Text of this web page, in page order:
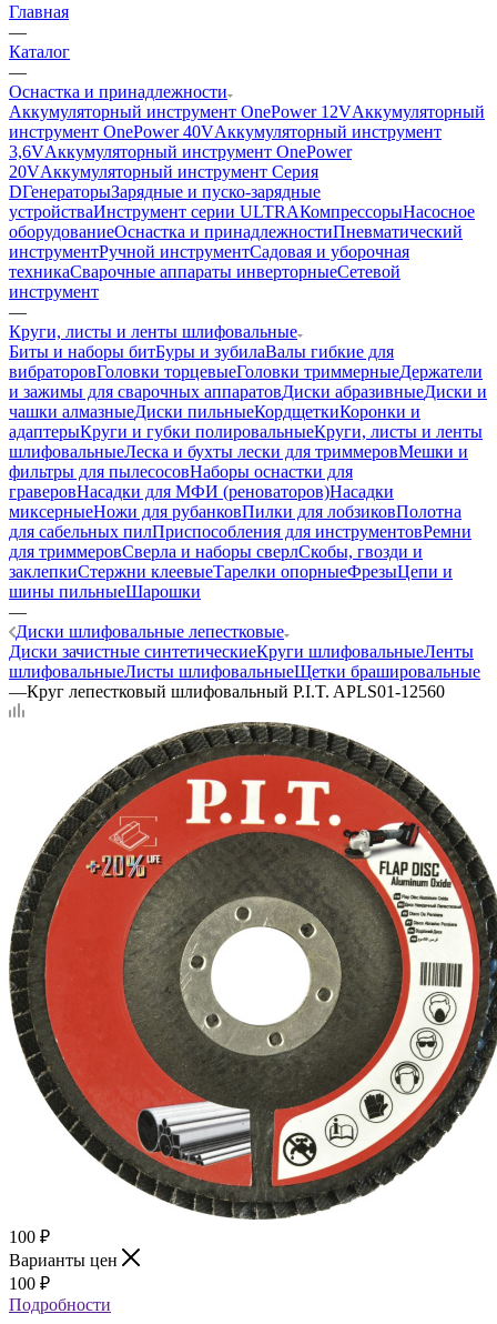
Главная
—
Каталог
—
Оснастка и принадлежности
Аккумуляторный инструмент OnePower 12VАккумуляторный
инструмент OnePower 40VАккумуляторный инструмент
3,6VАккумуляторный инструмент OnePower
20VАккумуляторный инструмент Серия
DГенераторыЗарядные и пуско-зарядные
устройстваИнструмент серии ULTRAКомпрессорыНасосное
оборудованиеОснастка и принадлежностиПневматический
инструментРучной инструментСадовая и уборочная
техникаСварочные аппараты инверторныеСетевой
инструмент
—
Круги, листы и ленты шлифовальные
Биты и наборы битБуры и зубилаВалы гибкие для
вибраторовГоловки торцевыеГоловки триммерныеДержатели
и зажимы для сварочных аппаратовДиски абразивныеДиски и
чашки алмазныеДиски пильныеКордщеткиКоронки и
адаптерыКруги и губки полировальныеКруги, листы и ленты
шлифовальныеЛеска и бухты лески для триммеровМешки и
фильтры для пылесосовНаборы оснастки для
граверовНасадки для МФИ (реноваторов)Насадки
миксерныеНожи для рубанковПилки для лобзиковПолотна
для сабельных пилПриспособления для инструментовРемни
для триммеровСверла и наборы сверлСкобы, гвозди и
заклепкиСтержни клеевыеТарелки опорныеФрезыЦепи и
шины пильныеШарошки
—
Диски шлифовальные лепестковые
Диски зачистные синтетическиеКруги шлифовальныеЛенты
шлифовальныеЛисты шлифовальныеЩетки брашировальные
—Круг лепестковый шлифовальный P.I.T. APLS01-12560
100 ₽
Варианты цен
100 ₽
Подробности